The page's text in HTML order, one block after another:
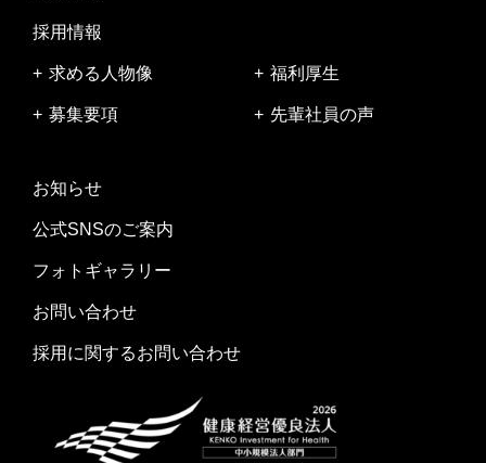
採用情報
求める人物像 福利厚生
募集要項 先輩社員の声
お知らせ
公式SNSのご案内
フォトギャラリー
お問い合わせ
採用に関するお問い合わせ